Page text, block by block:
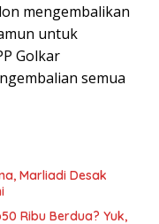
mengembalikan
untuk
Golkar
semua
Marliadi Desak
Ribu Berdua? Yuk,